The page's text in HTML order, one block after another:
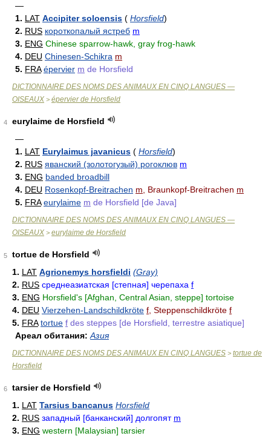
—
1. LAT Accipiter soloensis ( Horsfield)
2. RUS короткопалый ястреб m
3. ENG Chinese sparrow-hawk, gray frog-hawk
4. DEU Chinesen-Schikra m
5. FRA épervier m de Horsfield
DICTIONNAIRE DES NOMS DES ANIMAUX EN CINQ LANGUES —
OISEAUX > épervier de Horsfield
4
eurylaime de Horsfield
—
1. LAT Eurylaimus javanicus ( Horsfield)
2. RUS яванский (золотогузый) рогоклюв m
3. ENG banded broadbill
4. DEU Rosenkopf-Breitrachen m , Braunkopf-Breitrachen m
5. FRA eurylaime m de Horsfield [de Java]
DICTIONNAIRE DES NOMS DES ANIMAUX EN CINQ LANGUES —
OISEAUX > eurylaime de Horsfield
5
tortue de Horsfield
1. LAT Agrionemys horsfieldi (Gray)
2. RUS среднеазиатская [степная] черепаха f
3. ENG Horsfield's [Afghan, Central Asian, steppe] tortoise
4. DEU Vierzehen-Landschildkröte f , Steppenschildkröte f
5. FRA tortue f des steppes [de Horsfield, terrestre asiatique]
Ареал обитания: Азия
DICTIONNAIRE DES NOMS DES ANIMAUX EN CINQ LANGUES > tortue de
Horsfield
6
tarsier de Horsfield
1. LAT Tarsius bancanus Horsfield
2. RUS западный [банканский] долгопят m
3. ENG western [Malaysian] tarsier